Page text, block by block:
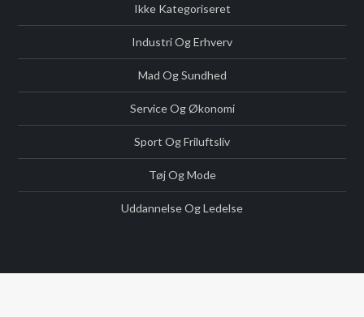
Ikke Kategoriseret
Industri Og Erhverv
Mad Og Sundhed
Service Og Økonomi
Sport Og Friluftsliv
Tøj Og Mode
Uddannelse Og Ledelse